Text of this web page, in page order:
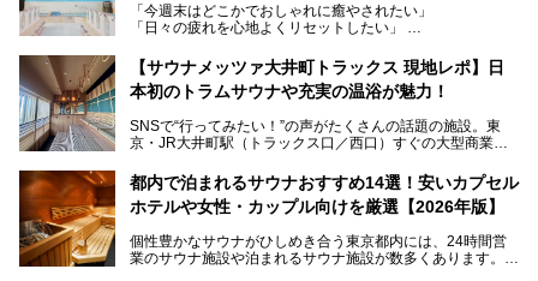
ビアバーなど、新しく登場したスポットも併せて紹介しま
す。充実した設備があるのに、基本の入浴料が銭湯価格の5
「今週末はどこかでおしゃれに癒やされたい」
「日々の疲れを心地よくリセットしたい」
となっている新しいスタイルの銭湯です。
最近、SNSやメディアで「デザイナーズ銭湯」や「ネオ銭
本記事では、そもそもこれらがどんな銭湯なのか、その気に
いおしゃれな名店15選を、おすすめの順番で一挙にご紹介
します。
【サウナメッツァ大井町トラックス 現地レポ】日
本初のトラムサウナや充実の温浴が魅力！
SNSで“行ってみたい！”の声がたくさんの話題の施設。東
京・JR大井町駅（トラックス口／西口）すぐの大型商業施
ツァ大井町トラックス」がニューオープン。施設の様子をレ
ポ―トします。
都内で泊まれるサウナおすすめ14選！安いカプセル
ホテルや女性・カップル向けを厳選【2026年版】
個性豊かなサウナがひしめき合う東京都内には、24時間営
業のサウナ施設や泊まれるサウナ施設が数多くあります。